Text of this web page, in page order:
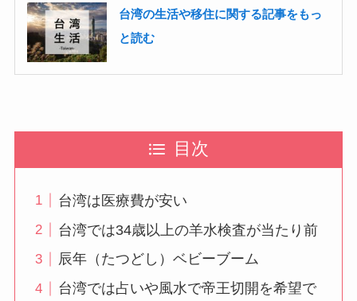
台湾の生活や移住に関する記事をもっ
と読む
目次
台湾は医療費が安い
台湾では34歳以上の羊水検査が当たり前
辰年（たつどし）ベビーブーム
台湾では占いや風水で帝王切開を希望で